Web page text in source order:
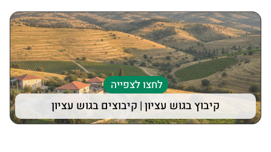
לחצו לצפייה
קיבוץ בגוש עציון | קיבוצים בגוש עציון